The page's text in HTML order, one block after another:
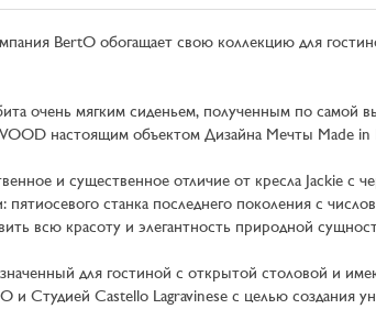
BertO обогащает свою коллекцию для
очень мягким сиденьем, полученным по самой
настоящим объектом Дизайна Мечты Made in
и существенное отличие от кресла Jackie с
станка последнего поколения с
всю красоту и элегантность природной
для гостиной с открытой столовой и
и Студией Castello Lagravinese с целью создания